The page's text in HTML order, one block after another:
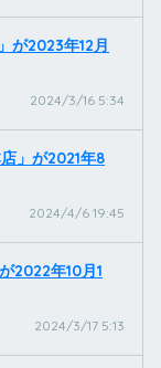
が2023年12月
2024/3/16 5:34
」が2021年8
2024/4/6 19:45
2022年10月1
2024/3/17 5:13